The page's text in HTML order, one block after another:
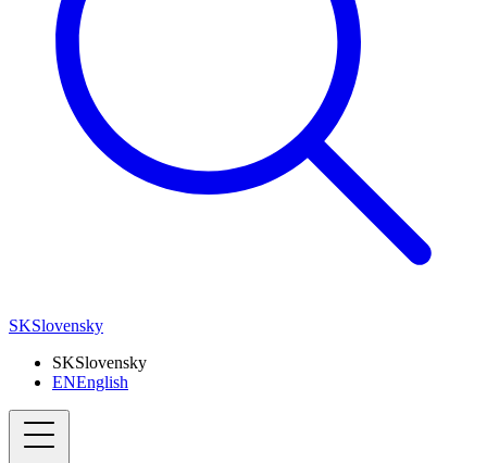
SKSlovensky
SKSlovensky
ENEnglish